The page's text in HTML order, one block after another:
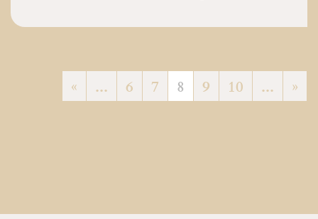
« ... 6 7 8 9 10 ... »